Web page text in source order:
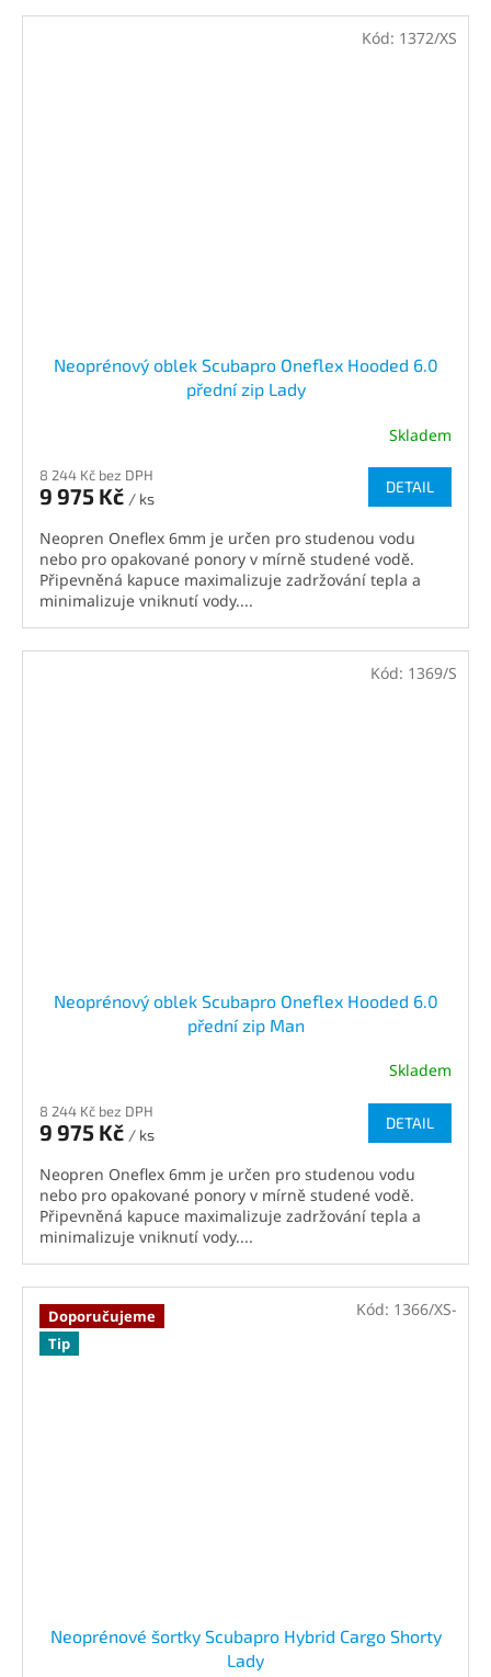
Neoprénový oblek Scubapro Oneflex Hooded 6.0
přední zip Lady
Skladem
8 244 Kč bez DPH
9 975 Kč / ks
DETAIL
Neopren Oneflex 6mm je určen pro studenou vodu
nebo pro opakované ponory v mírně studené vodě.
Připevněná kapuce maximalizuje zadržování tepla a
minimalizuje vniknutí vody....
Kód: 1372/XS
Neoprénový oblek Scubapro Oneflex Hooded 6.0
přední zip Man
Skladem
8 244 Kč bez DPH
9 975 Kč / ks
DETAIL
Neopren Oneflex 6mm je určen pro studenou vodu
nebo pro opakované ponory v mírně studené vodě.
Připevněná kapuce maximalizuje zadržování tepla a
minimalizuje vniknutí vody....
Kód: 1369/S
Doporučujeme
Tip
Neoprénové šortky Scubapro Hybrid Cargo Shorty
Lady
Kód: 1366/XS-